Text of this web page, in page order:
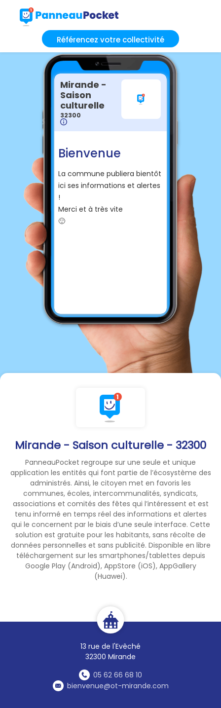
Référencez votre collectivité
Mirande - Saison culturelle - 32300
PanneauPocket regroupe sur une seule et unique
application les entités qui font partie de l’écosystème des
administrés. Ainsi, le citoyen met en favoris les
communes, écoles, intercommunalités, syndicats,
associations et comités des fêtes qui l’intéressent et est
tenu informé en temps réel des informations et alertes
qui le concernent par le biais d’une seule interface. Cette
solution est gratuite pour les habitants, sans récolte de
données personnelles et sans publicité. Disponible en libre
téléchargement sur les smartphones/tablettes depuis
Google Play (Android), AppStore (iOS), AppGallery
(Huawei).
13 rue de l'Evêché
32300 Mirande
05 62 66 68 10
bienvenue@ot-mirande.com
Mirande -
Saison
culturelle
32300
Bienvenue
La commune publiera bientôt
ici ses informations et alertes
!
Merci et à très vite
🙂